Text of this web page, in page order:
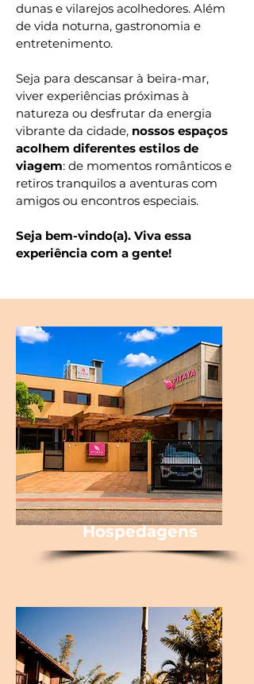
dunas e vilarejos acolhedores. Além
de vida noturna, gastronomia e
entretenimento.
Seja para descansar à beira-mar,
viver experiências próximas à
natureza ou desfrutar da energia
vibrante da cidade, nossos espaços
acolhem diferentes estilos de
viagem: de momentos românticos e
retiros tranquilos a aventuras com
amigos ou encontros especiais.
Seja bem-vindo(a). Viva essa
experiência com a gente!
Hospedagens